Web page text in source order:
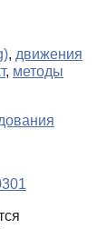
, движения
, методы